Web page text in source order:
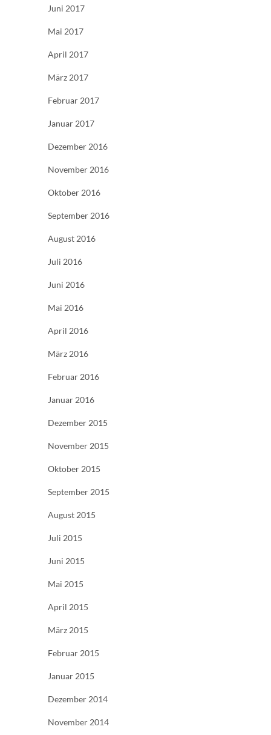
Juni 2017
Mai 2017
April 2017
März 2017
Februar 2017
Januar 2017
Dezember 2016
November 2016
Oktober 2016
September 2016
August 2016
Juli 2016
Juni 2016
Mai 2016
April 2016
März 2016
Februar 2016
Januar 2016
Dezember 2015
November 2015
Oktober 2015
September 2015
August 2015
Juli 2015
Juni 2015
Mai 2015
April 2015
März 2015
Februar 2015
Januar 2015
Dezember 2014
November 2014